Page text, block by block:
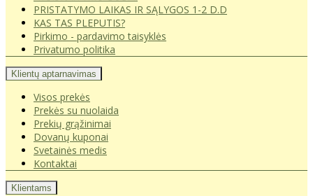
PRISTATYMO LAIKAS IR SĄLYGOS 1-2 D.D
KAS TAS PLEPUTIS?
Pirkimo - pardavimo taisyklės
Privatumo politika
Klientų aptarnavimas
Visos prekės
Prekės su nuolaida
Prekių grąžinimai
Dovanų kuponai
Svetainės medis
Kontaktai
Klientams